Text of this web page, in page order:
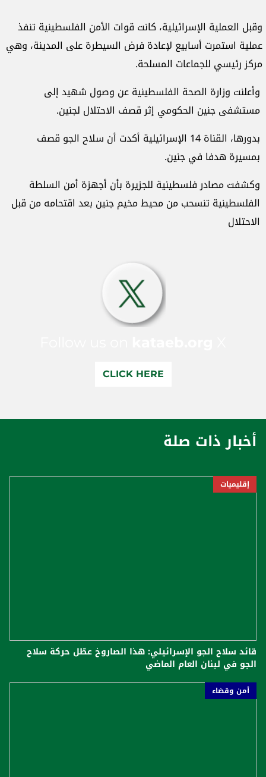
وقبل العملية الإسرائيلية، كانت قوات الأمن الفلسطينية تنفذ
عملية استمرت أسابيع لإعادة فرض السيطرة على المدينة، وهي
مركز رئيسي للجماعات المسلحة.
وأعلنت وزارة الصحة الفلسطينية عن وصول شهيد إلى
مستشفى جنين الحكومي إثر قصف الاحتلال لجنين.
بدورها، القناة 14 الإسرائيلية أكدت أن سلاح الجو قصف
بمسيرة هدفا في جنين.
وكشفت مصادر فلسطينية للجزيرة بأن أجهزة أمن السلطة
الفلسطينية تنسحب من محيط مخيم جنين بعد اقتحامه من قبل
الاحتلال
CLICK HERE
أخبار ذات صلة
إقليميات
قائد سلاح الجو الإسرائيلي: هذا الصاروخ عطّل حركة سلاح
الجو في لبنان العام الماضي
أمن وقضاء